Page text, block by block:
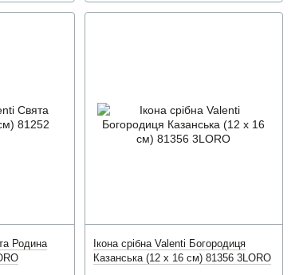
Родина
Ікона срібна Valenti Богородиця
Казанська (12 x 16 см) 81356 3LORO